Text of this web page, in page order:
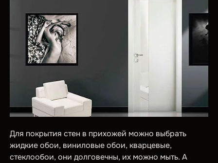
Для покрытия стен в прихожей можно выбрать
жидкие обои, виниловые обои, кварцевые,
стеклообои, они долговечны, их можно мыть. А